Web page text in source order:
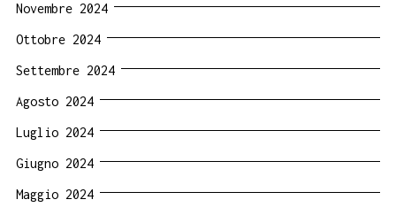
Novembre 2024
Ottobre 2024
Settembre 2024
Agosto 2024
Luglio 2024
Giugno 2024
Maggio 2024